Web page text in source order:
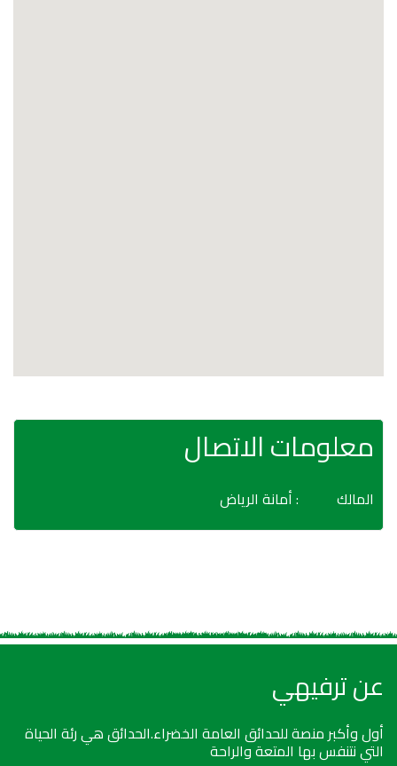
معلومات الاتصال
المالك : أمانة الرياض
عن ترفيهي
أول وأكبر منصة للحدائق العامة الخضراء.الحدائق هي رئة الحياة
التي نتنفس بها المتعة والراحة